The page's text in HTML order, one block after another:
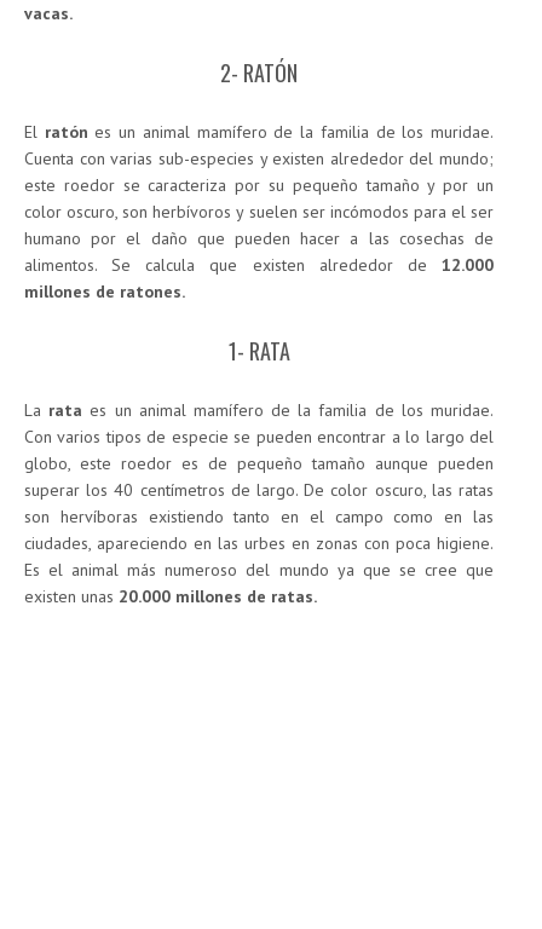
vacas.
2- RATÓN
El ratón es un animal mamífero de la familia de los muridae.
Cuenta con varias sub-especies y existen alrededor del mundo;
este roedor se caracteriza por su pequeño tamaño y por un
color oscuro, son herbívoros y suelen ser incómodos para el ser
humano por el daño que pueden hacer a las cosechas de
alimentos. Se calcula que existen alrededor de 12.000
millones de ratones.
1- RATA
La rata es un animal mamífero de la familia de los muridae.
Con varios tipos de especie se pueden encontrar a lo largo del
globo, este roedor es de pequeño tamaño aunque pueden
superar los 40 centímetros de largo. De color oscuro, las ratas
son hervíboras existiendo tanto en el campo como en las
ciudades, apareciendo en las urbes en zonas con poca higiene.
Es el animal más numeroso del mundo ya que se cree que
existen unas 20.000 millones de ratas.